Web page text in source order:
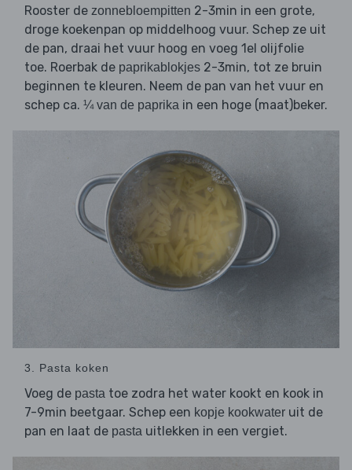
Rooster de zonnebloempitten 2-3min in een grote,
droge koekenpan op middelhoog vuur. Schep ze uit
de pan, draai het vuur hoog en voeg 1el olijfolie
toe. Roerbak de paprikablokjes 2-3min, tot ze bruin
beginnen te kleuren. Neem de pan van het vuur en
schep ca. ¼ van de paprika in een hoge (maat)beker.
3. Pasta koken
Voeg de pasta toe zodra het water kookt en kook in
7-9min beetgaar. Schep een kopje kookwater uit de
pan en laat de pasta uitlekken in een vergiet.